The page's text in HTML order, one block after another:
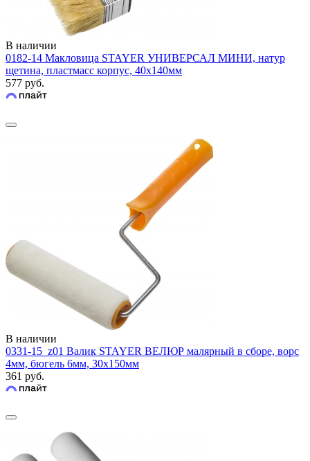
В наличии
0182-14 Макловица STAYER УНИВЕРСАЛ МИНИ, натур
щетина, пластмасс корпус, 40х140мм
577 руб.
В наличии
0331-15_z01 Валик STAYER ВЕЛЮР малярный в сборе, ворс
4мм, бюгель 6мм, 30х150мм
361 руб.